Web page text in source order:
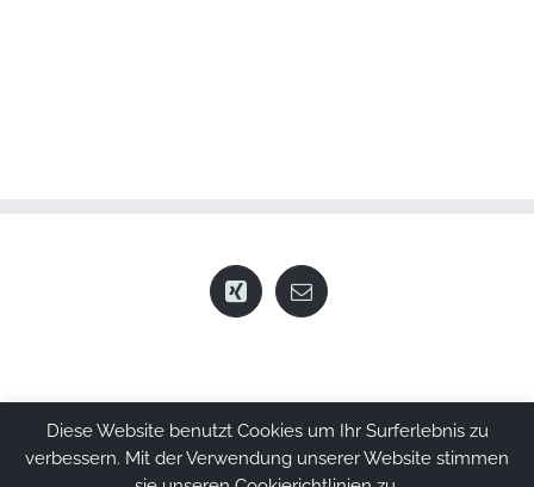
© Copyright BESTprocess GbR2026 | All Rights Reserved
Diese Website benutzt Cookies um Ihr Surferlebnis zu
verbessern. Mit der Verwendung unserer Website stimmen